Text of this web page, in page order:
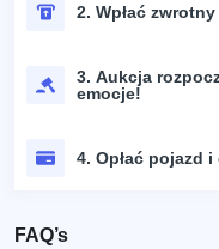
2. Wpłać
3. Aukcja
emocje!
4. Opłać pojazd
FAQ’s